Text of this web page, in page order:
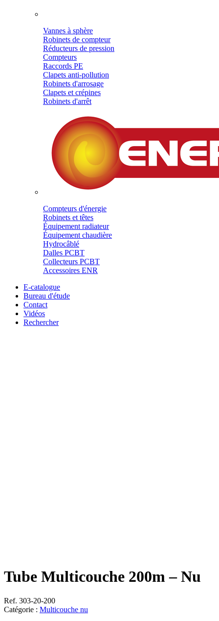
Vannes à sphère
Robinets de compteur
Réducteurs de pression
Compteurs
Raccords PE
Clapets anti-pollution
Robinets d'arrosage
Clapets et crépines
Robinets d'arrêt
Compteurs d'énergie
Robinets et têtes
Équipement radiateur
Équipement chaudière
Hydrocâblé
Dalles PCBT
Collecteurs PCBT
Accessoires ENR
E-catalogue
Bureau d'étude
Contact
Vidéos
Rechercher
Tube Multicouche 200m – Nu
Ref. 303-20-200
Catégorie : Multicouche nu